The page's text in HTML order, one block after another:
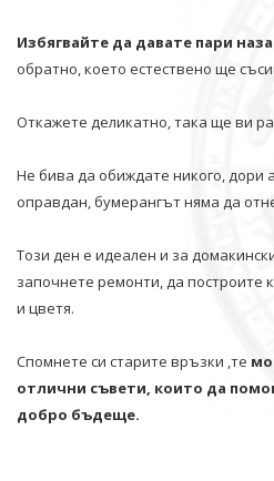
Избягвайте да давате пари
обратно, което естествено ще
Откажете деликатно, така ще ви
Не бива да обиждате никого, дори
оправдан, бумерангът няма да
Този ден е идеален и за
започнете ремонти, да построите
и цветя.
Спомнете си старите връзки ,те
отлични съвети, които да
добро бъдеще.